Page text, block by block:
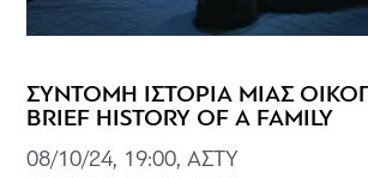
ΣΥΝΤΟΜΗ ΙΣΤΟΡΙΑ ΜΙΑΣ
BRIEF HISTORY OF A FAMILY
08/10/24, 19:00, ΑΣΤΥ